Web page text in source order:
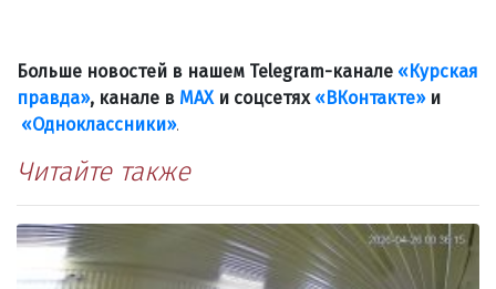
Больше новостей в нашем Telegram-канале «Курская
правда», канале в МАХ и соцсетях «ВКонтакте»и
«Одноклассники».
Читайте также